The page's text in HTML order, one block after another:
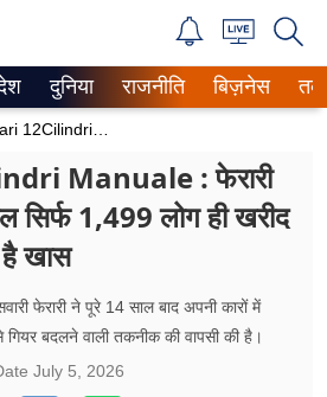
News
दुनिया राजनीति बिज़नेस
Manuale : फेरारी
सिर्फ 1,499 लोग ही खरीद
है खास
फेरारी ने पूरे 14 साल बाद अपनी कारों में
बदलने वाली तकनीक की वापसी की है।
July 5, 2026